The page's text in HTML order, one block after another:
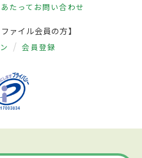
たって お問い合わせ
ァイル会員の方】
会員登録